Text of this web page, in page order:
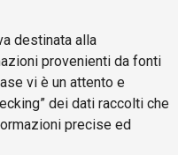
destinata alla
provenienti da fonti
vi è un attento e
dei dati raccolti che
precise ed